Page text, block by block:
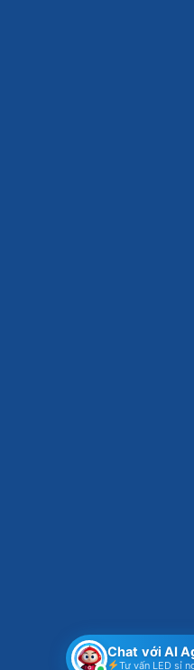
Chat với AI
Tư vấn LED sỉ